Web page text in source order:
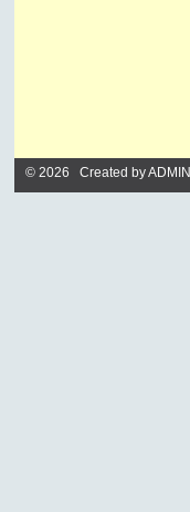
© 2026 Created byADMIN